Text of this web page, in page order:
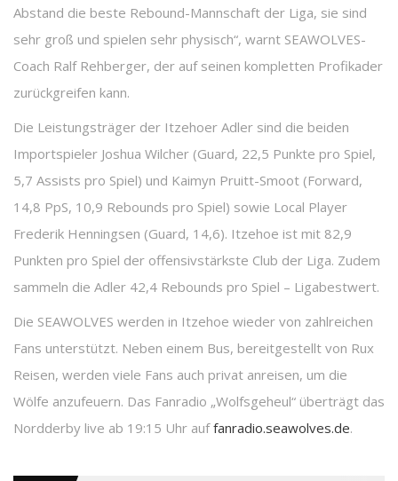
Abstand die beste Rebound-Mannschaft der Liga, sie sind
sehr groß und spielen sehr physisch“, warnt SEAWOLVES-
Coach Ralf Rehberger, der auf seinen kompletten Profikader
zurückgreifen kann.
Die Leistungsträger der Itzehoer Adler sind die beiden
Importspieler Joshua Wilcher (Guard, 22,5 Punkte pro Spiel,
5,7 Assists pro Spiel) und Kaimyn Pruitt-Smoot (Forward,
14,8 PpS, 10,9 Rebounds pro Spiel) sowie Local Player
Frederik Henningsen (Guard, 14,6). Itzehoe ist mit 82,9
Punkten pro Spiel der offensivstärkste Club der Liga. Zudem
sammeln die Adler 42,4 Rebounds pro Spiel – Ligabestwert.
Die SEAWOLVES werden in Itzehoe wieder von zahlreichen
Fans unterstützt. Neben einem Bus, bereitgestellt von Rux
Reisen, werden viele Fans auch privat anreisen, um die
Wölfe anzufeuern. Das Fanradio „Wolfsgeheul“ überträgt das
Nordderby live ab 19:15 Uhr auffanradio.seawolves.de.